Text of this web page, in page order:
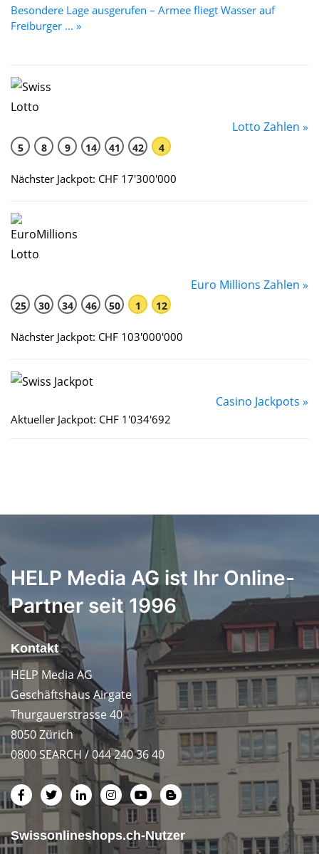
Besondere Lage ausgerufen – Armee fliegt Wasser auf
Freiburger ... »
Lotto Zahlen »
5 8 9 14 41 42 4
Nächster Jackpot: CHF 17'300'000
Euro Millions Zahlen »
25 30 34 46 50 1 12
Nächster Jackpot: CHF 103'000'000
Casino Jackpots »
Aktueller Jackpot: CHF 1'034'692
HELP Media AG ist Ihr Online-
Partner seit 1996
Kontakt
HELP Media AG
Geschäftshaus Airgate
Thurgauerstrasse 40
8050 Zürich
0800 SEARCH / 044 240 36 40
Swissonlineshops.ch-Nutzer